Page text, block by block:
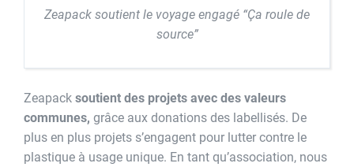
Zeapack soutient le voyage engagé “Ça roule de
source”
Zeapack soutient des projets avec des valeurs
communes, grâce aux donations des labellisés. De
plus en plus projets s’engagent pour lutter contre le
plastique à usage unique. En tant qu’association, nous